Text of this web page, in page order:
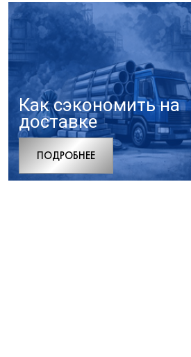
Как сэкономить на
доставке
ПОДРОБНЕЕ